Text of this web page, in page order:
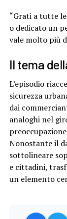
“Grati a tutte
o dedicato un
vale molto più
Il tema
L’episodio
sicurezza
dai
analoghi nel
Nonostante il
sottolineare
e cittadini,
un elemento